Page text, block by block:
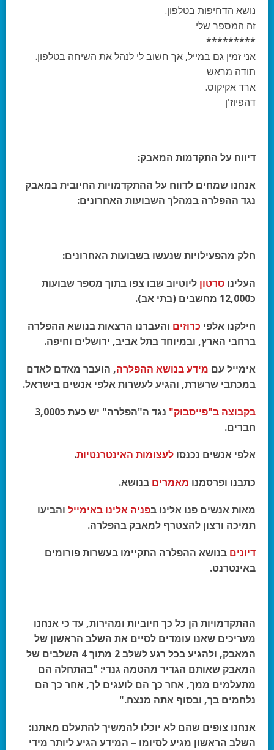
נושא הדחיפות בטלפון.
זה המספר שלי
*********
אני זמין גם במייל, אך חשוב לי לנהל את השיחה בטלפון.
תודה מראש
ארד אקיקוס.
דהפיוז'ן
דיווח על התקדמות המאבק:
אנחנו שמחים לדווח על ההתקדמויות החיובית במאבק
נגד ההפלרה במהלך השבועות האחרונים:
חלק מהפעילויות שנעשו בשבועות האחרונים:
העלינו סרטון ליוטיוב שבו צפו בתוך מספר שבועות
כ12,000 מחשבים (בתי אב).
חילקנו אלפי כרוזים והעברנו הרצאות בנושא ההפלרה
ברחבי הארץ, ובמיוחד בתל אביב, ירושלים וחיפה.
אימייל עם מידע בנושא ההפלרה, הועבר מאדם לאדם
במכתבי שרשרת, והגיע לעשרות אלפי אנשים בישראל.
בקבוצה ב"פייסבוק"
נגד ה"הפלרה" יש כעת כ3,000
חברים.
אלפי אנשים נכנסו לעצומות האינטרנטיות.
כתבנו ופרסמנו מאמרים בנושא.
מאות אנשים פנו אלינו בפניה אלינו באימייל והביעו
תמיכה ורצון להצטרף למאבק בהפלרה.
דיונים בנושא ההפלרה התקיימו בעשרות פורומים
באינטרנט.
ההתקדמויות הן כל כך חיוביות ומהירות, עד כי אנחנו
מעריכים שאנו עומדים לסיים את השלב הראשון של
המאבק, ולהגיע בכל רגע לשלב 2 מתוך 4 השלבים של
המאבק שאותם הגדיר מהטמה גנדי: "בהתחלה הם
מתעלמים ממך, אחר כך הם לועגים לך, אחר כך הם
נלחמים בך, ובסוף אתה מנצח."
אנחנו צופים שהם לא יוכלו להמשיך להתעלם מאתנו:
השלב הראשון מגיע לסיומו – המידע הגיע ליותר מידי